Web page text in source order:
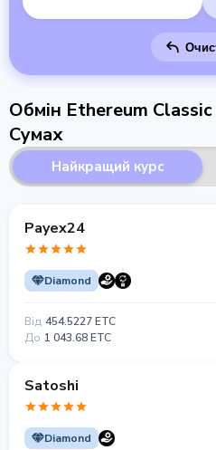
Обмін Ethereum Classic
Сумах
Найкращий курс
Payex24
Diamond
Від 454.5227 ETC
До 1 043.68 ETC
Satoshi
Diamond